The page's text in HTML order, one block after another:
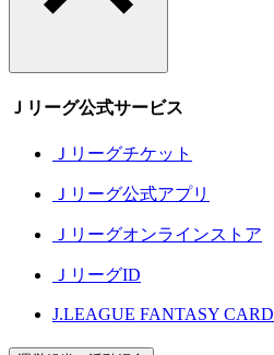
Ｊリーグ公式サービス
Ｊリーグチケット
Ｊリーグ公式アプリ
Ｊリーグオンラインストア
ＪリーグID
J.LEAGUE FANTASY CARD